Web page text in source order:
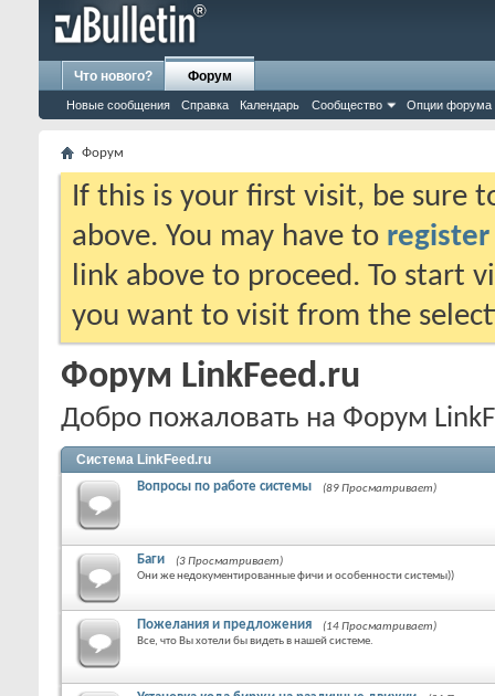
Что нового? Форум
Новые сообщения Справка Календарь Сообщество Опции форума
Форум
If this is your first visit, be sure
above. You may have to register
link above to proceed. To start
you want to visit from the
Форум LinkFeed.ru
Добро пожаловать на Форум
Система LinkFeed.ru
Вопросы по работе системы (89 Просматривает)
Баги
(3 Просматривает)
Они же недокументированные фичи и особенности системы))
Пожелания и предложения
(14 Просматривает)
Все, что Вы хотели бы видеть в нашей системе.